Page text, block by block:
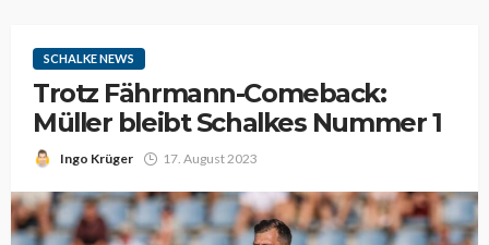
SCHALKE NEWS
Trotz Fährmann-Comeback:
Müller bleibt Schalkes Nummer 1
Ingo Krüger 17. August 2023